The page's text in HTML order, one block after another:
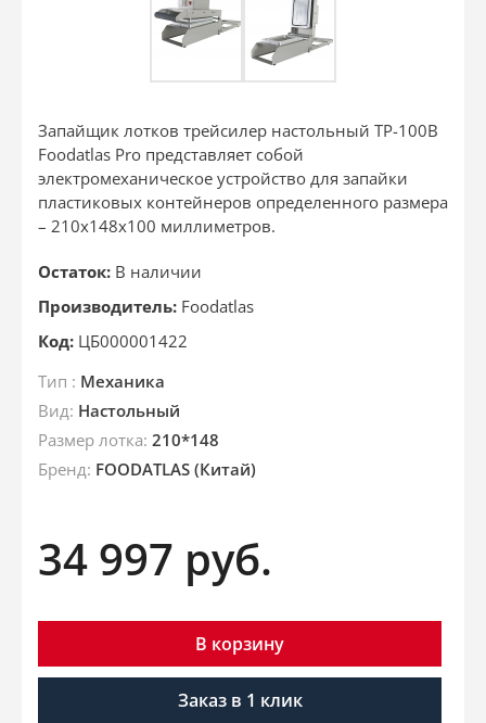
Запайщик лотков трейсилер настольный TP-100B
Foodatlas Pro представляет собой
электромеханическое устройство для запайки
пластиковых контейнеров определенного размера
– 210х148х100 миллиметров.
Остаток: В наличии
Производитель: Foodatlas
Код: ЦБ000001422
Тип : Механика
Вид: Настольный
Размер лотка: 210*148
Бренд: FOODATLAS (Китай)
34 997 руб.
В корзину
Заказ в 1 клик